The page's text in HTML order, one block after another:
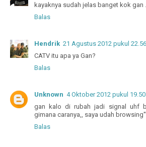
kayaknya sudah jelas banget kok gan ..
Balas
Hendrik 21 Agustus 2012 pukul 22.56
CATV itu apa ya Gan?
Balas
Unknown 4 Oktober 2012 pukul 19.50
gan kalo di rubah jadi signal uhf
gimana caranya,, saya udah browsing''
Balas